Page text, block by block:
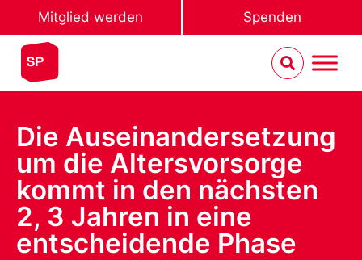
Mitglied werden Spenden
Die Auseinandersetzung
um die Altersvorsorge
kommt in den nächsten
2, 3 Jahren in eine
entscheidende Phase